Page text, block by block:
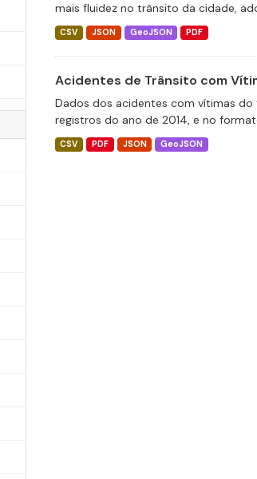
mais fluidez no trânsito da cidade,
CSV JSON GeoJSON PDF
Acidentes de Trânsito com
Dados dos acidentes com vítimas
registros do ano de 2014, e no
CSV PDF JSON GeoJSON